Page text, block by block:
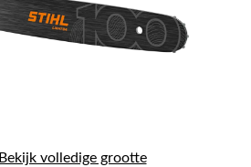
Bekijk volledige grootte